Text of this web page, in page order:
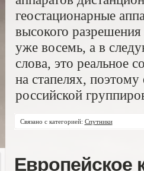
геостационарные
высокого
уже восемь, а в
слова, это реальное
на стапелях,
российской
Связано с категорией: Спутники
Европейское